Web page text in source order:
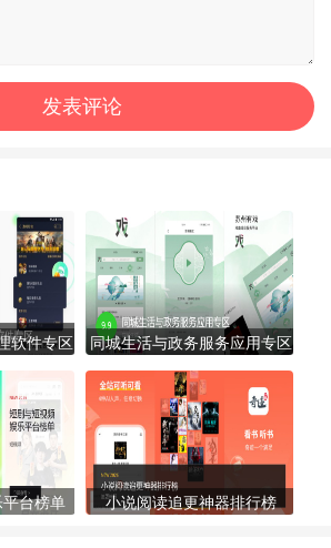
软件专区 同城生活与政务服务应用专区
台榜单 小说阅读追更神器排行榜